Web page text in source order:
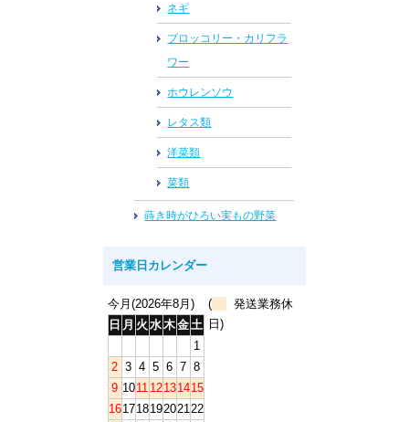
ネギ
ブロッコリー・カリフラ
ワー
ホウレンソウ
レタス類
洋菜類
菜類
蒔き時がひろい実もの野菜
営業日カレンダー
今月(2026年8月)
日 月 火 水木金土
1
2 3 4 5 6 7 8
9 1011 12131415
16171819202122
(
発送業務休
日)